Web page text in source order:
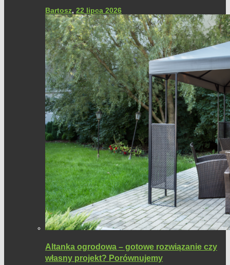
Bartosz, 22 lipca 2026
Altanka ogrodowa – gotowe rozwiązanie czy
własny projekt? Porównujemy